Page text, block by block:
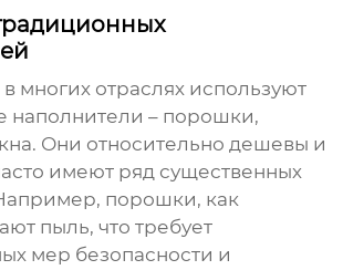
в многих отраслях используют
наполнители – порошки,
Они относительно дешевы и
имеют ряд существенных
порошки, как
пыль, что требует
мер безопасности и